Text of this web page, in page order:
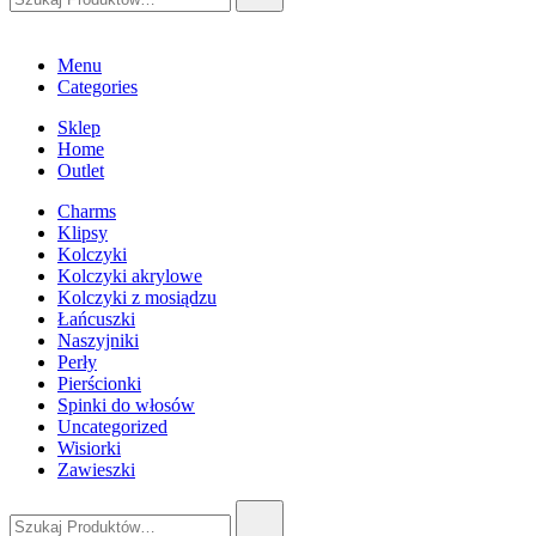
Menu
Categories
Sklep
Home
Outlet
Charms
Klipsy
Kolczyki
Kolczyki akrylowe
Kolczyki z mosiądzu
Łańcuszki
Naszyjniki
Perły
Pierścionki
Spinki do włosów
Uncategorized
Wisiorki
Zawieszki